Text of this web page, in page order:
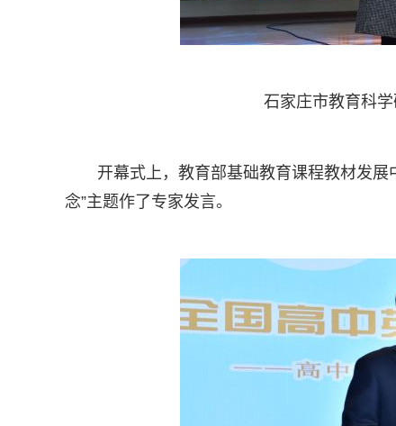
石家庄市教育科
开幕式上，教育部基础教育课程教材发
念”主题作了专家发言。